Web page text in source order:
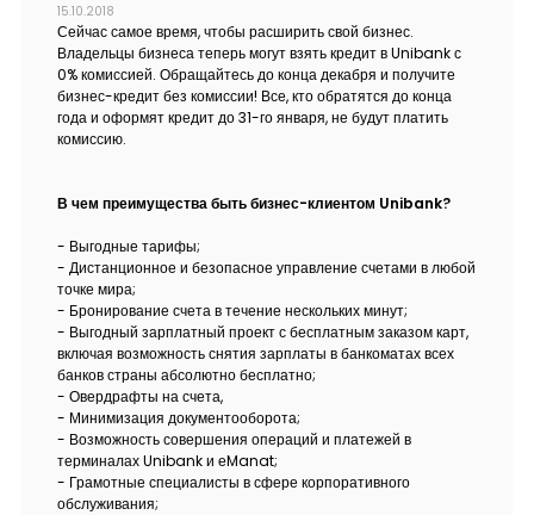
15.10.2018
Сейчас самое время, чтобы расширить свой бизнес.
Владельцы бизнеса теперь могут взять кредит в Unibank с
0% комиссией. Обращайтесь до конца декабря и получите
бизнес-кредит без комиссии! Все, кто обратятся до конца
года и оформят кредит до 31-го января, не будут платить
комиссию.
В чем преимущества быть бизнес-клиентом Unibank?
- Выгодные тарифы;
- Дистанционное и безопасное управление счетами в любой
точке мира;
- Бронирование счета в течение нескольких минут;
- Выгодный зарплатный проект с бесплатным заказом карт,
включая возможность снятия зарплаты в банкоматах всех
банков страны абсолютно бесплатно;
- Овердрафты на счета,
- Минимизация документооборота;
- Возможность совершения операций и платежей в
терминалах Unibank и еManat;
- Грамотные специалисты в сфере корпоративного
обслуживания;